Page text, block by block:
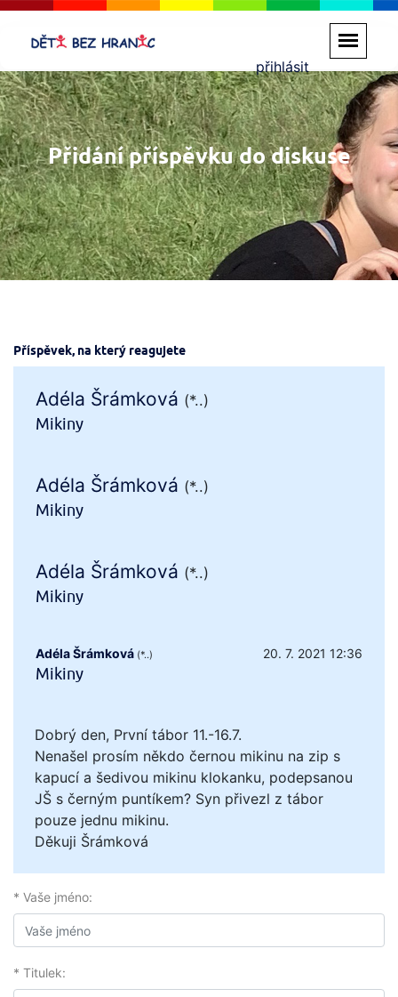
přihlásit
Přidání příspěvku do diskuse
Příspěvek, na který reagujete
Adéla Šrámková (*..)
Mikiny
Adéla Šrámková (*..)
Mikiny
Adéla Šrámková (*..)
Mikiny
Adéla Šrámková (*..) 20. 7. 2021 12:36
Mikiny
Dobrý den, První tábor 11.-16.7.
Nenašel prosím někdo černou mikinu na zip s
kapucí a šedivou mikinu klokanku, podepsanou
JŠ s černým puntíkem? Syn přivezl z tábor
pouze jednu mikinu.
Děkuji Šrámková
* Vaše jméno:
* Titulek: